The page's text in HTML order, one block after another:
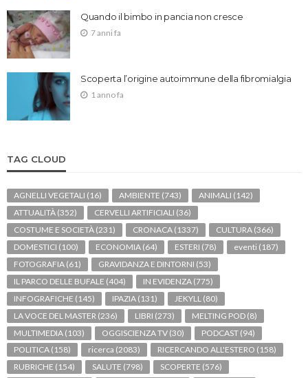
Quando il bimbo in pancia non cresce
7 anni fa
Scoperta l’origine autoimmune della fibromialgia
1 anno fa
TAG CLOUD
AGNELLI VEGETALI (16) AMBIENTE (743) ANIMALI (142)
ATTUALITÀ (352) CERVELLI ARTIFICIALI (36)
COSTUME E SOCIETÀ (231) CRONACA (1337) CULTURA (366)
DOMESTICI (100) ECONOMIA (64) ESTERI (78) eventi (187)
FOTOGRAFIA (61) GRAVIDANZA E DINTORNI (53)
IL PARCO DELLE BUFALE (404) IN EVIDENZA (775)
INFOGRAFICHE (145) IPAZIA (131) JEKYLL (80)
LA VOCE DEL MASTER (236) LIBRI (273) MELTING POD (8)
MULTIMEDIA (103) OGGISCIENZA TV (30) PODCAST (94)
POLITICA (158) ricerca (2083) RICERCANDO ALL'ESTERO (158)
RUBRICHE (154) SALUTE (798) SCOPERTE (576)